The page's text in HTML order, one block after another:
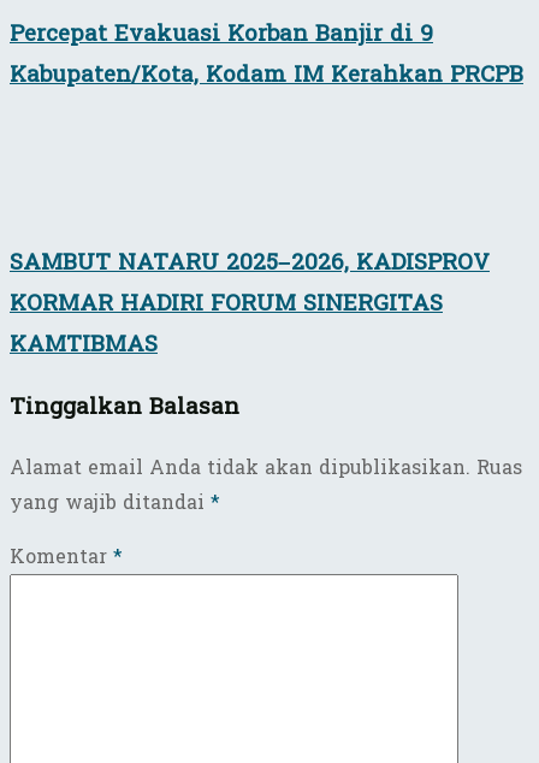
Percepat Evakuasi Korban Banjir di 9
Kabupaten/Kota, Kodam IM Kerahkan PRCPB
SAMBUT NATARU 2025–2026, KADISPROV
KORMAR HADIRI FORUM SINERGITAS
KAMTIBMAS
Tinggalkan Balasan
Alamat email Anda tidak akan dipublikasikan. Ruas
yang wajib ditandai *
Komentar*